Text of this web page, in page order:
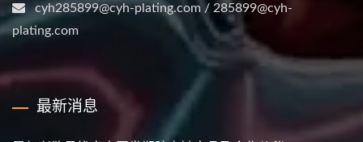
cyh285899@cyh-plating.com / 285899@cyh-
plating.com
最新消息